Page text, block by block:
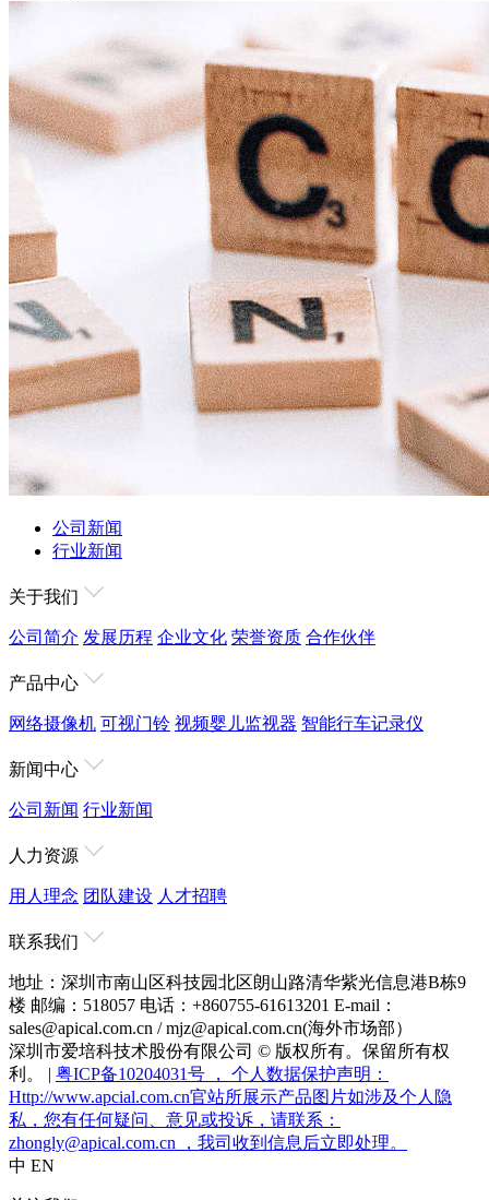
公司新闻
行业新闻
关于我们
公司简介 发展历程 企业文化 荣誉资质 合作伙伴
产品中心
网络摄像机 可视门铃 视频婴儿监视器 智能行车记录仪
新闻中心
公司新闻 行业新闻
人力资源
用人理念 团队建设 人才招聘
联系我们
地址：深圳市南山区科技园北区朗山路清华紫光信息港B栋9
楼 邮编：518057 电话：+860755-61613201 E-mail：
sales@apical.com.cn / mjz@apical.com.cn(海外市场部）
深圳市爱培科技术股份有限公司 © 版权所有。保留所有权
利。 | 粤ICP备10204031号 ， 个人数据保护声明：
Http://www.apcial.com.cn官站所展示产品图片如涉及个人隐
私，您有任何疑问、意见或投诉，请联系：
zhongly@apical.com.cn ，我司收到信息后立即处理。
中 EN